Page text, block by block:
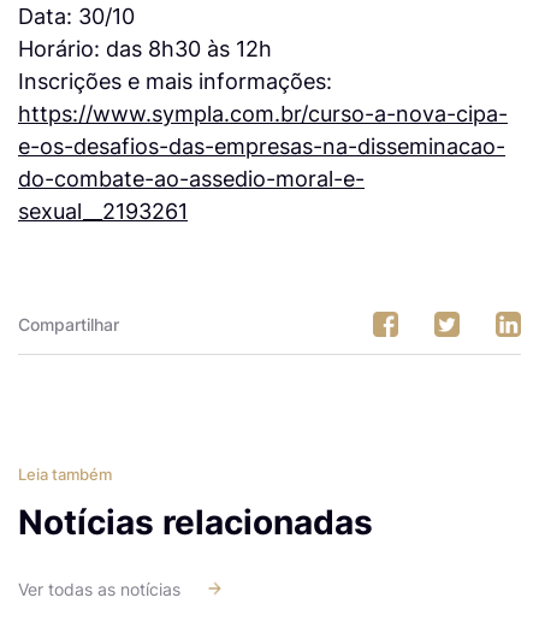
Data: 30/10
Horário: das 8h30 às 12h
Inscrições e mais informações:
https://www.sympla.com.br/curso-a-nova-cipa-
e-os-desafios-das-empresas-na-disseminacao-
do-combate-ao-assedio-moral-e-
sexual__2193261
Compartilhar
Leia também
Notícias relacionadas
Ver todas as notícias